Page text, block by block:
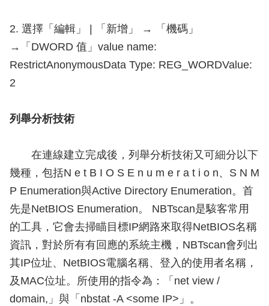
2. 選擇「編輯」 | 「新增」 → 「機碼」
→「DWORD 值」value name:
RestrictAnonymousData Type: REG_WORDValue:
2
列舉分析技術
在連線建立完成後，列舉分析技術又可細分以下
幾種，包括N e t B I O S E n u m e r a t i o n、S N M
P Enumeration與Active Directory Enumeration。首
先是NetBIOS Enumeration。 NBTscan是駭客常用
的工具，它會去掃瞄目標IP網路來取得NetBIOS名稱
資訊，對於所有有回應的系統主機，NBTscan會列出
其IP位址、NetBIOS電腦名稱、登入的使用者名稱，
及MAC位址。所使用的指令為：「net view /
domain,」與「nbstat -A <some IP>」。